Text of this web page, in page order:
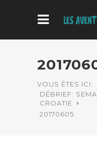
VOUS ÊTES ICI:
DÉBRIEF:
CROATIE
20170605